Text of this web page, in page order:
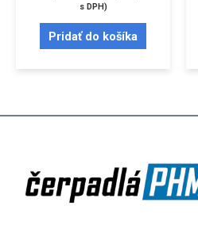
s DPH)
Pridať do košíka